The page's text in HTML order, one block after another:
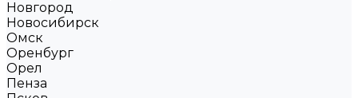
Новгород
Новосибирск
Омск
Оренбург
Орел
Пенза